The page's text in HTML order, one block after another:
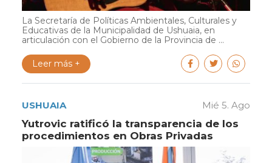
La Secretaría de Políticas Ambientales, Culturales y
Educativas de la Municipalidad de Ushuaia, en
articulación con el Gobierno de la Provincia de ...
Leer más +
USHUAIA Mié 5. Ago
Yutrovic ratificó la transparencia de los
procedimientos en Obras Privadas